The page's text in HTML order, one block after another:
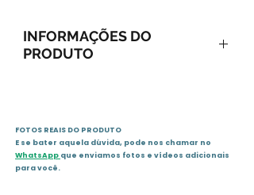
INFORMAÇÕES DO
PRODUTO
Idioma: português
Editora: Melhoramentos
Sinopse
FOTOS REAIS DO PRODUTO
E se bater aquela dúvida, pode nos chamar no
WhatsApp que enviamos fotos e vídeos adicionais
para você.